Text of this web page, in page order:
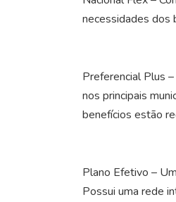
necessidades dos
Preferencial Plus
nos principais
benefícios estão
Plano Efetivo –
Possui uma rede